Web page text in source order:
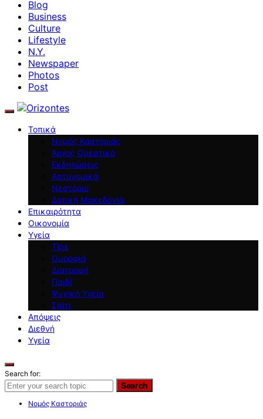
Blog
Business
Culture
Lifestyle
N.Y.
Newspaper
Photos
Post
Τοπικά
Νομός Καστοριάς
Άργος Ορεστικό
Εκδηλώσεις
Αστυνομικά
Νεστόριο
Δυτική Μακεδονία
Επικαιρότητα
Οικονομία
Υγεία
Tips
Ομορφιά
Διατροφή
Παιδί
Ψυχική Υγεία
Σπίτι
Απόψεις
Διεθνή
Υγεία
Search for:
Search
Νομός Καστοριάς